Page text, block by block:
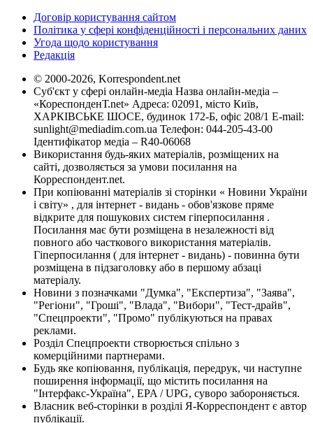
Договір користування сайтом
Політика у сфері конфіденційності і персональних даних
Угода щодо користування
Редакція
© 2000-2026, Korrespondent.net
Суб'єкт у сфері онлайн-медіа Назва онлайн-медіа –
«КореспонденТ.net» Адреса: 02091, місто Київ,
ХАРКІВСЬКЕ ШОСЕ, будинок 172-Б, офіс 208/1 E-mail:
sunlight@mediadim.com.ua Телефон: 044-205-43-00
Ідентифікатор медіа – R40-06068
Використання будь-яких матеріалів, розміщених на
сайті, дозволяється за умови посилання на
Корреспондент.net.
При копіюванні матеріалів зі сторінки « Новини України
і світу» , для інтернет - видань - обов'язкове пряме
відкрите для пошукових систем гіперпосилання .
Посилання має бути розміщена в незалежності від
повного або часткового використання матеріалів.
Гіперпосилання ( для інтернет - видань) - повинна бути
розміщена в підзаголовку або в першому абзаці
матеріалу.
Новини з позначками "Думка", "Експертиза", "Заява",
"Регіони", "Гроші", "Влада", "Вибори", "Тест-драйв",
"Спецпроекти", "Промо" публікуються на правах
реклами.
Розділ Спецпроекти створюється спільно з
комерційними партнерами.
Будь яке копіювання, публікація, передрук, чи наступне
поширення інформації, що містить посилання на
"Інтерфакс-Україна", EPA / UPG, суворо забороняється.
Власник веб-сторінки в розділі Я-Корреспондент є автор
публікації.